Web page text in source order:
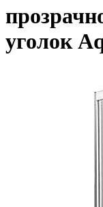
уголок